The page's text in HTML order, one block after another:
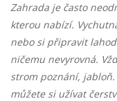
Zahrada je často
kterou nabízí.
nebo si připravit
ničemu nevyrovná.
strom poznání,
můžete si užívat